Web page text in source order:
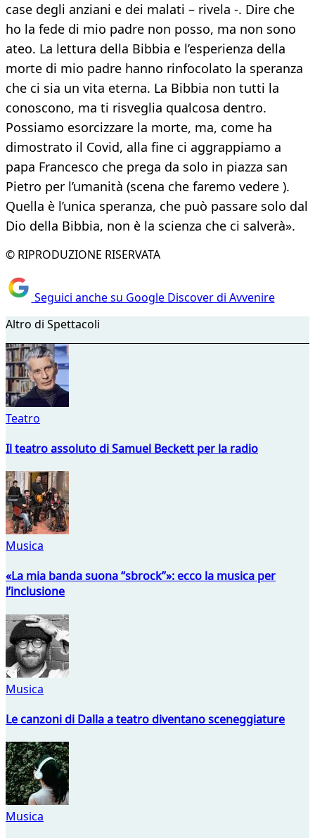
case degli anziani e dei malati – rivela -. Dire che
ho la fede di mio padre non posso, ma non sono
ateo. La lettura della Bibbia e l’esperienza della
morte di mio padre hanno rinfocolato la speranza
che ci sia un vita eterna. La Bibbia non tutti la
conoscono, ma ti risveglia qualcosa dentro.
Possiamo esorcizzare la morte, ma, come ha
dimostrato il Covid, alla fine ci aggrappiamo a
papa Francesco che prega da solo in piazza san
Pietro per l’umanità (scena che faremo vedere ).
Quella è l’unica speranza, che può passare solo dal
Dio della Bibbia, non è la scienza che ci salverà».
© RIPRODUZIONE RISERVATA
Seguici anche su Google Discover di Avvenire
Altro di Spettacoli
Teatro
Il teatro assoluto di Samuel Beckett per la radio
Musica
«La mia banda suona “sbrock”»: ecco la musica per
l’inclusione
Musica
Le canzoni di Dalla a teatro diventano sceneggiature
Musica